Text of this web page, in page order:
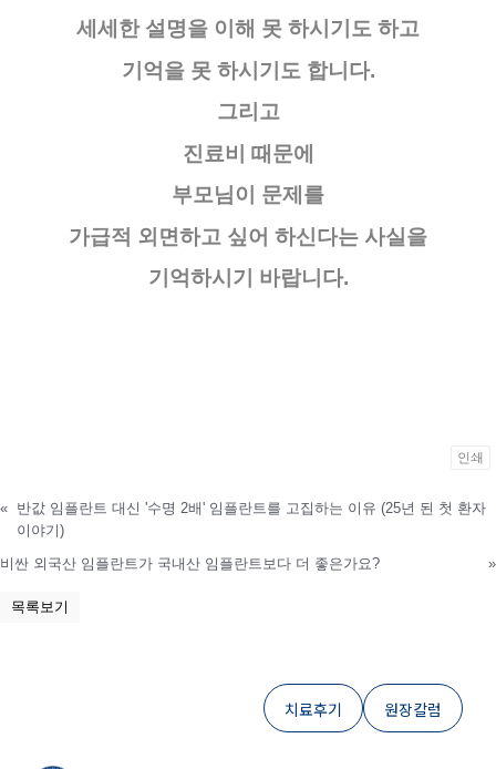
세세한 설명을 이해 못 하시기도 하고
기억을 못 하시기도 합니다.
그리고
진료비 때문에
부모님이 문제를
가급적 외면하고 싶어 하신다는 사실을
기억하시기 바랍니다.
인쇄
« 반값 임플란트 대신 '수명 2배' 임플란트를 고집하는 이유 (25년 된 첫 환자
이야기)
비싼 외국산 임플란트가 국내산 임플란트보다 더 좋은가요?
»
목록보기
치료후기 원장칼럼